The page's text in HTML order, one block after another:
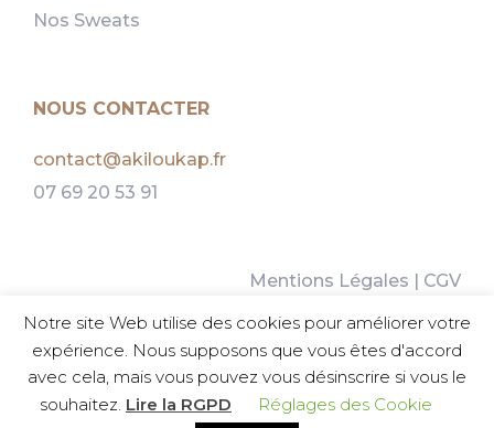
Nos Sweats
NOUS CONTACTER
contact@akiloukap.fr
07 69 20 53 91
Mentions Légales
CGV
Politique d’Utilisation des Cookies
Guide des tailles
Notre site Web utilise des cookies pour améliorer votre
expérience. Nous supposons que vous êtes d'accord
avec cela, mais vous pouvez vous désinscrire si vous le
souhaitez. Lire la RGPD Réglages des Cookie